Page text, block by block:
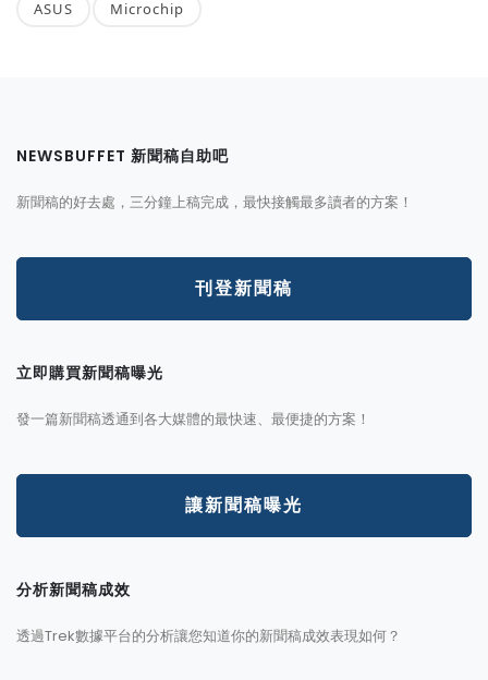
ASUS Microchip
NEWSBUFFET 新聞稿自助吧
新聞稿的好去處，三分鐘上稿完成，最快接觸最多讀者的方案！
刊登新聞稿
立即購買新聞稿曝光
發一篇新聞稿透通到各大媒體的最快速、最便捷的方案！
讓新聞稿曝光
分析新聞稿成效
透過Trek數據平台的分析讓您知道你的新聞稿成效表現如何？